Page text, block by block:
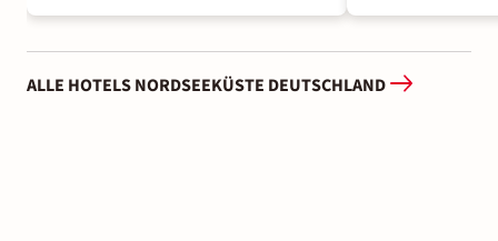
ALLE HOTELS NORDSEEKÜSTE DEUTSCHLAND